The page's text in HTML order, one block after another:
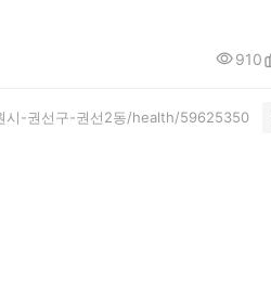
910
-권선구-권선2동/health/59625350